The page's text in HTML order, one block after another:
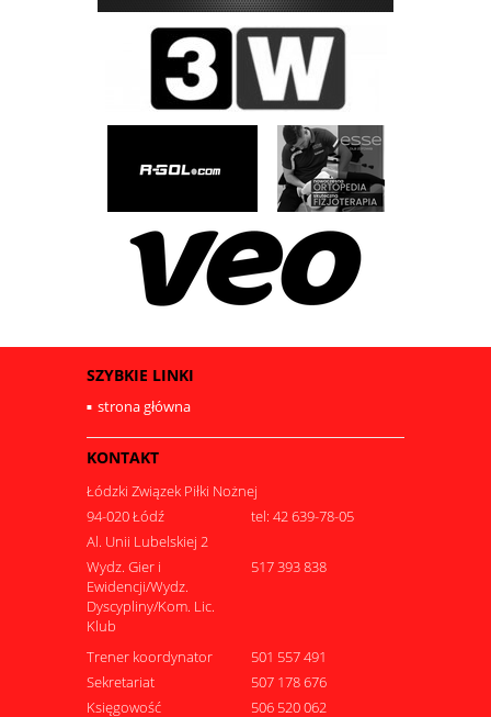
SZYBKIE LINKI
strona główna
KONTAKT
Łódzki Związek Piłki Nożnej
94-020 Łódź
tel: 42 639-78-05
Al. Unii Lubelskiej 2
Wydz. Gier i
Ewidencji/Wydz.
Dyscypliny/Kom. Lic.
Klub
517 393 838
Trener koordynator
501 557 491
Sekretariat
507 178 676
Księgowość
506 520 062